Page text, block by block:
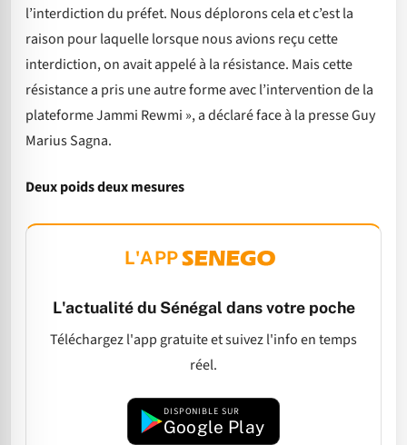
l’interdiction du préfet. Nous déplorons cela et c’est la
raison pour laquelle lorsque nous avions reçu cette
interdiction, on avait appelé à la résistance. Mais cette
résistance a pris une autre forme avec l’intervention de la
plateforme Jammi Rewmi », a déclaré face à la presse Guy
Marius Sagna.
Deux poids deux mesures
L'APP
L'actualité du Sénégal dans votre poche
Téléchargez l'app gratuite et suivez l'info en temps
réel.
DISPONIBLE SUR
Google Play